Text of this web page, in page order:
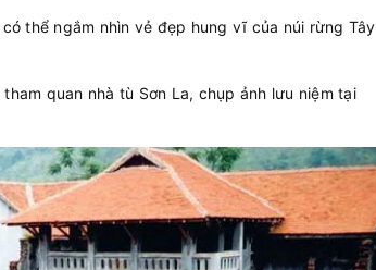
thể ngắm nhìn vẻ đẹp hung vĩ của núi rừng Tây
quan nhà tù Sơn La, chụp ảnh lưu niệm tại